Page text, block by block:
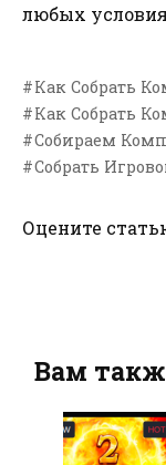
любых
Как Собрать
Как Собрать
Собираем
Собрать
Оцените
Вам